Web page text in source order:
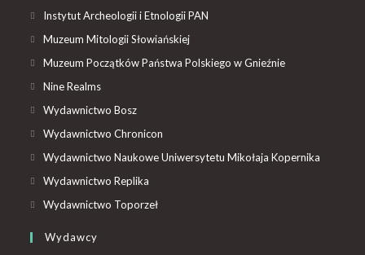
Instytut Archeologii i Etnologii PAN
Muzeum Mitologii Słowiańskiej
Muzeum Początków Państwa Polskiego w Gnieźnie
Nine Realms
Wydawnictwo Bosz
Wydawnictwo Chronicon
Wydawnictwo Naukowe Uniwersytetu Mikołaja Kopernika
Wydawnictwo Replika
Wydawnictwo Toporzeł
Wydawcy